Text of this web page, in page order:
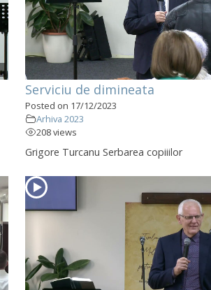
Serviciu de dimineata
Posted on 17/12/2023
Arhiva 2023
208 views
Grigore Turcanu Serbarea copiiilor